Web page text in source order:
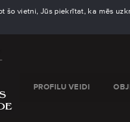
vietni, Jūs piekrītat, ka mēs
PROFILU VEIDI